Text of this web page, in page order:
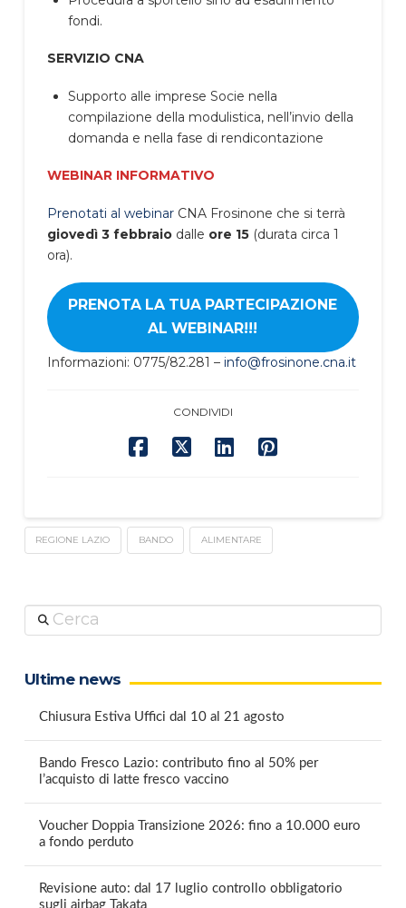
fondi.
SERVIZIO CNA
Supporto alle imprese Socie nella
compilazione della modulistica, nell’invio della
domanda e nella fase di rendicontazione
WEBINAR INFORMATIVO
Prenotati al webinarCNA Frosinone che si terrà
giovedì 3 febbraiodalle ore 15 (durata circa 1
ora).
PRENOTA LA TUA PARTECIPAZIONE
AL WEBINAR!!!
Informazioni: 0775/82.281 – info@frosinone.cna.it
CONDIVIDI
REGIONE LAZIO BANDO ALIMENTARE
Cerca
Ultime news
Chiusura Estiva Uffici dal 10 al 21 agosto
Bando Fresco Lazio: contributo fino al 50% per
l’acquisto di latte fresco vaccino
Voucher Doppia Transizione 2026: fino a 10.000 euro
a fondo perduto
Revisione auto: dal 17 luglio controllo obbligatorio
sugli airbag Takata